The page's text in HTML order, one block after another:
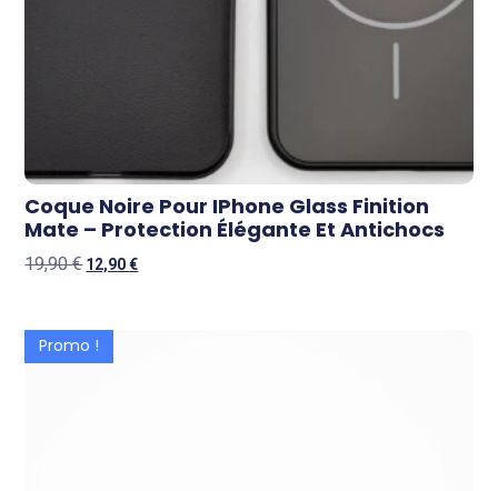
Coque Noire Pour IPhone Glass Finition
Mate – Protection Élégante Et Antichocs
19,90€ 12,90€
Promo !